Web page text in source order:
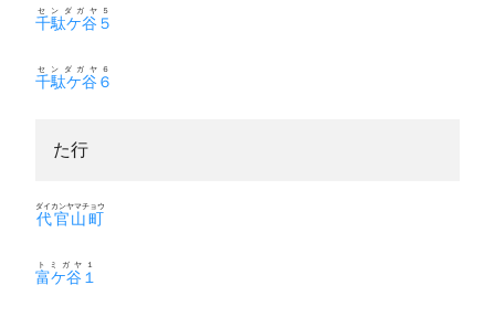
千駄ケ谷５
センダガヤ５
千駄ケ谷６
センダガヤ６
た行
代官山町
ダイカンヤマチョウ
富ケ谷１
トミガヤ１